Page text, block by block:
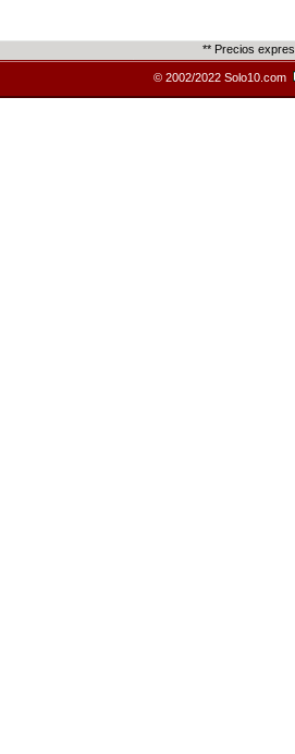
** Precios
© 2002/2022 Solo10.com